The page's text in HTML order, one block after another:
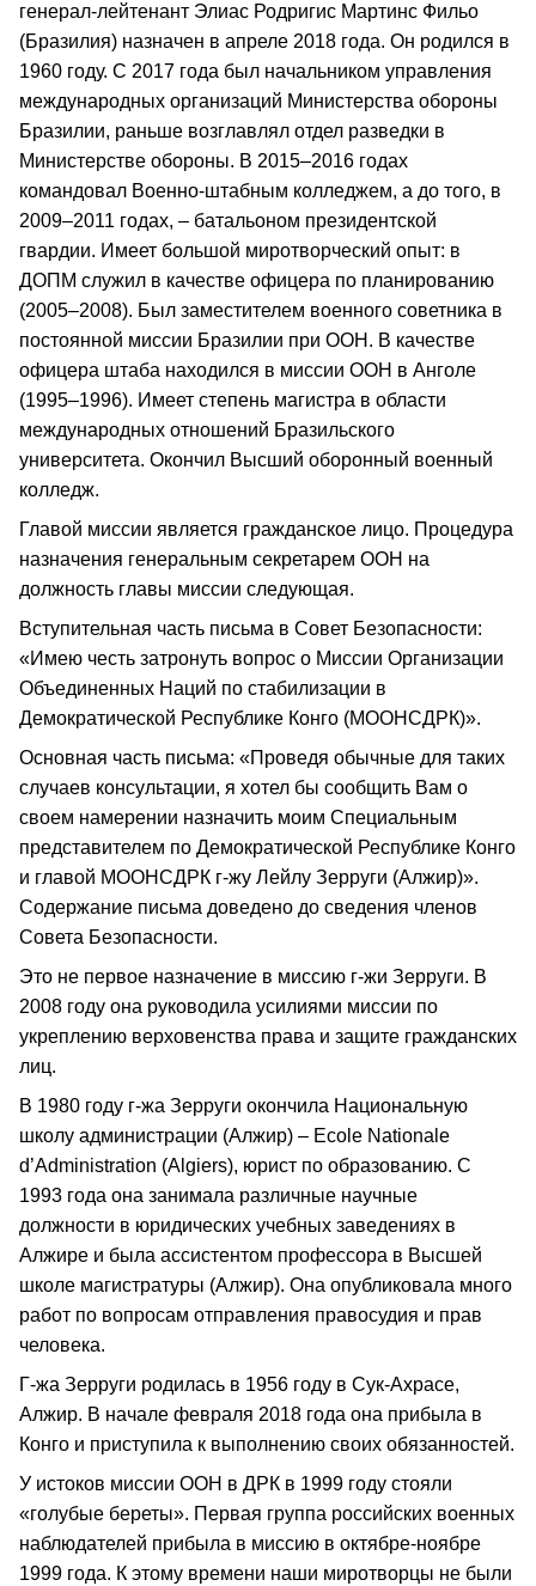
генерал‑лейтенант Элиас Родригис Мартинс Фильо
(Бразилия) назначен в апреле 2018 года. Он родился в
1960 году. С 2017 года был начальником управления
международных организаций Министерства обороны
Бразилии, раньше возглавлял отдел разведки в
Министерстве обороны. В 2015–2016 годах
командовал Военно‑штабным колледжем, а до того, в
2009–2011 годах, – батальоном президентской
гвардии. Имеет большой миротворческий опыт: в
ДОПМ служил в качестве офицера по планированию
(2005–2008). Был заместителем военного советника в
постоянной миссии Бразилии при ООН. В качестве
офицера штаба находился в миссии ООН в Анголе
(1995–1996). Имеет степень магистра в области
международных отношений Бразильского
университета. Окончил Высший оборонный военный
колледж.
Главой миссии является гражданское лицо. Процедура
назначения генеральным секретарем ООН на
должность главы миссии следующая.
Вступительная часть письма в Совет Безопасности:
«Имею честь затронуть вопрос о Миссии Организации
Объединенных Наций по стабилизации в
Демократической Республике Конго (МООНСДРК)».
Основная часть письма: «Проведя обычные для таких
случаев консультации, я хотел бы сообщить Вам о
своем намерении назначить моим Специальным
представителем по Демократической Республике Конго
и главой МООНСДРК г‑жу Лейлу Зерруги (Алжир)».
Содержание письма доведено до сведения членов
Совета Безопасности.
Это не первое назначение в миссию г‑жи Зерруги. В
2008 году она руководила усилиями миссии по
укреплению верховенства права и защите гражданских
лиц.
В 1980 году г‑жа Зерруги окончила Национальную
школу администрации (Алжир) – Ecole Nationale
d’Administration (Algiers), юрист по образованию. С
1993 года она занимала различные научные
должности в юридических учебных заведениях в
Алжире и была ассистентом профессора в Высшей
школе магистратуры (Алжир). Она опубликовала много
работ по вопросам отправления правосудия и прав
человека.
Г‑жа Зерруги родилась в 1956 году в Сук‑Ахрасе,
Алжир. В начале февраля 2018 года она прибыла в
Конго и приступила к выполнению своих обязанностей.
У истоков миссии ООН в ДРК в 1999 году стояли
«голубые береты». Первая группа российских военных
наблюдателей прибыла в миссию в октябре‑ноябре
1999 года. К этому времени наши миротворцы не были